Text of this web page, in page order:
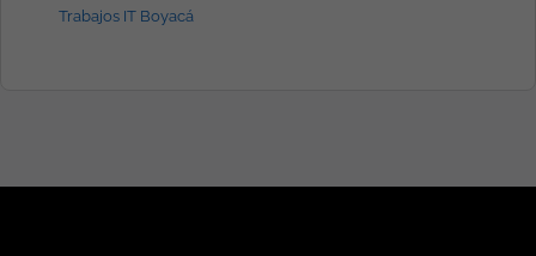
Trabajos IT Boyacá